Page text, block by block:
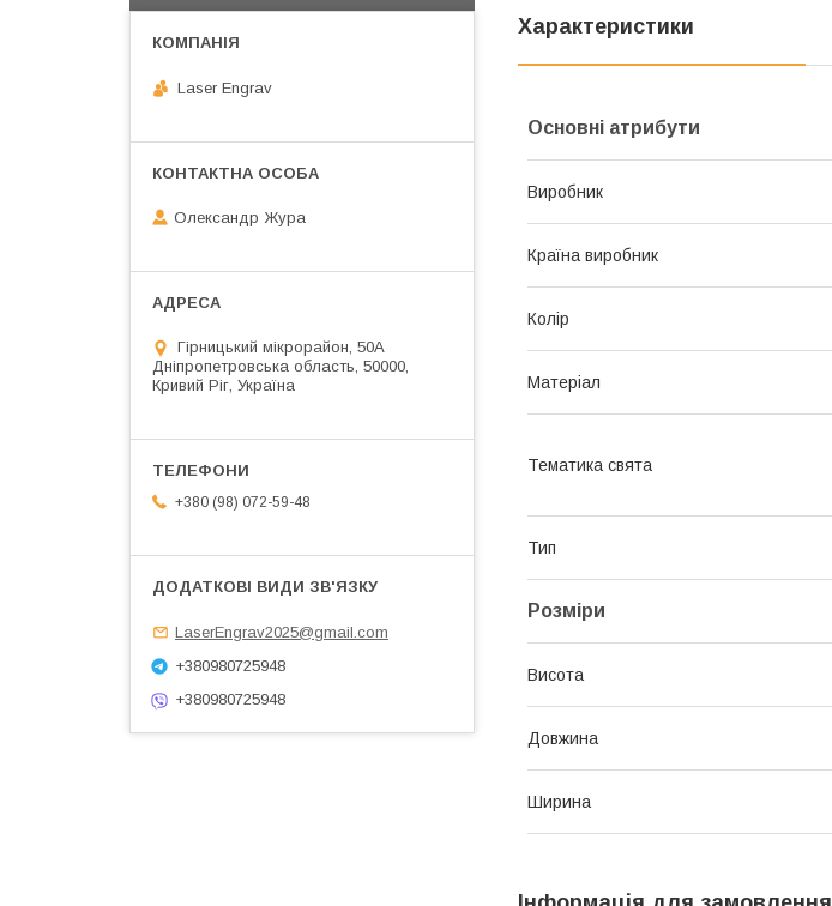
Характеристики
Основні атрибути
Виробник
Країна виробник
Колір
Матеріал
Тематика свята
Тип
Розміри
Висота
Довжина
Ширина
Laser Engrav
Олександр Жура
Гірницький мікрорайон, 50А
Дніпропетровська область, 50000,
Кривий Ріг, Україна
+380 (98) 072-59-48
LaserEngrav2025@gmail.com
+380980725948
+380980725948